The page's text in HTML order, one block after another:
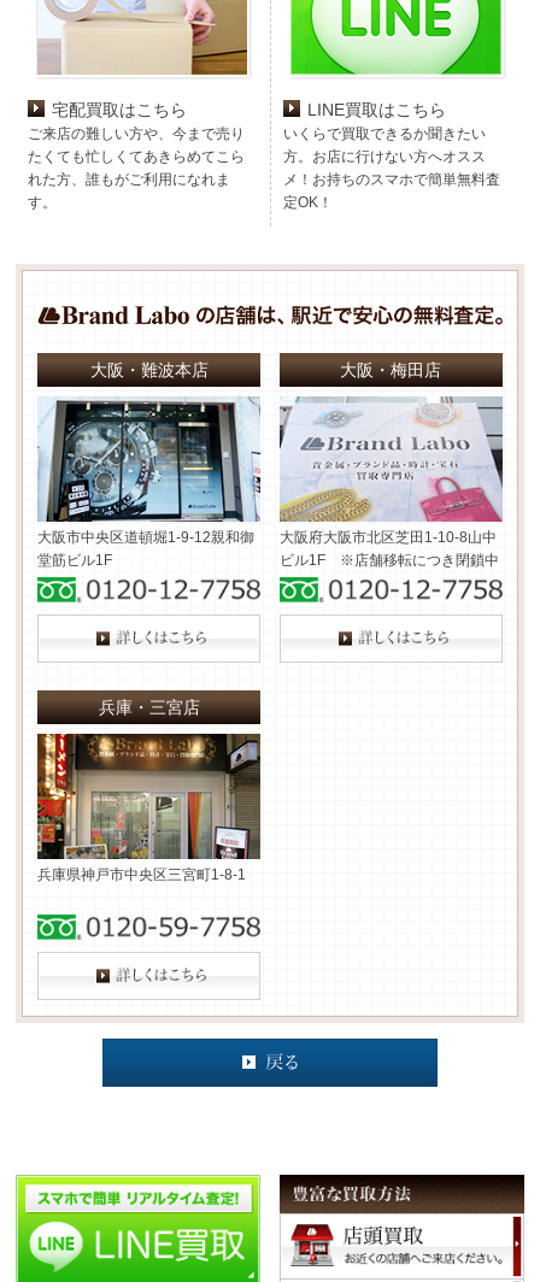
宅配買取はこちら
ご来店の難しい方や、今まで売り
たくても忙しくてあきらめてこら
れた方、誰もがご利用になれま
す。
LINE買取はこちら
いくらで買取できるか聞きたい
方。お店に行けない方へオスス
メ！お持ちのスマホで簡単無料査
定OK！
大阪・難波本店
大阪市中央区道頓堀1-9-12親和御
堂筋ビル1F
大阪・梅田店
大阪府大阪市北区芝田1-10-8山中
ビル1F ※店舗移転につき閉鎖中
兵庫・三宮店
兵庫県神戸市中央区三宮町1-8-1